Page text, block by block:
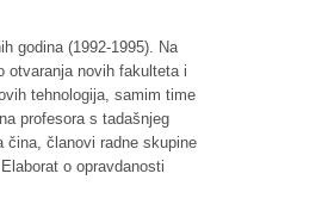
godina (1992-1995). Na
otvaranja novih fakulteta i
tehnologija, samim time
profesora s tadašnjeg
čina, članovi radne skupine
o opravdanosti